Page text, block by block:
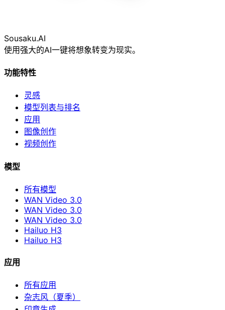
Sousaku.AI
使用强大的AI一键将想象转变为现实。
功能特性
灵感
模型列表与排名
应用
图像创作
视频创作
模型
所有模型
WAN Video 3.0
WAN Video 3.0
WAN Video 3.0
Hailuo H3
Hailuo H3
应用
所有应用
杂志风（夏季）